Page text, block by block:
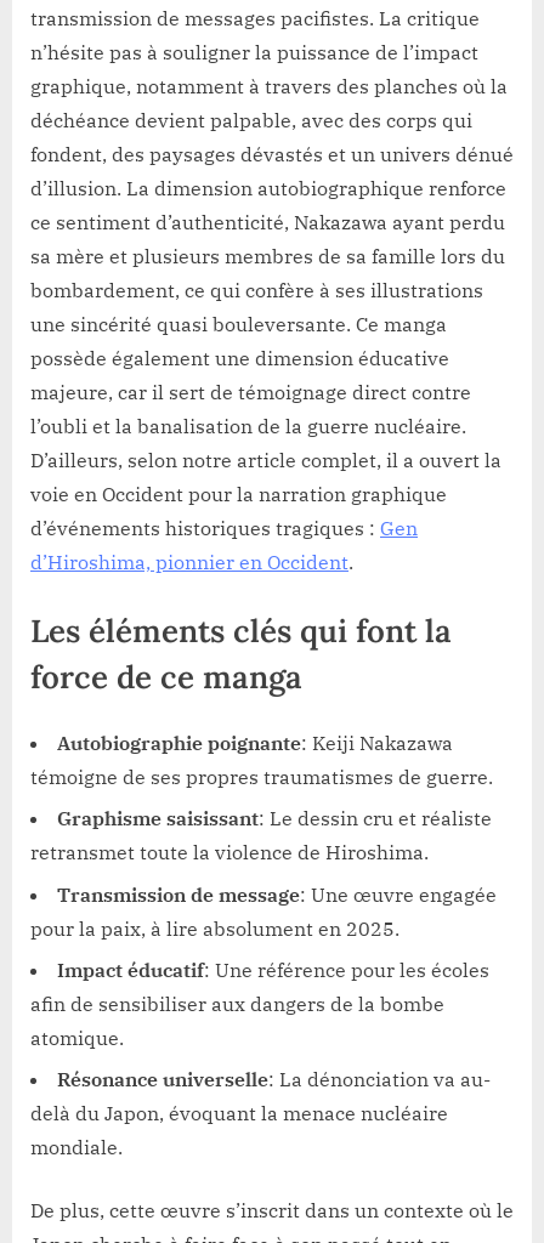
transmission de messages pacifistes. La critique
n’hésite pas à souligner la puissance de l’impact
graphique, notamment à travers des planches où la
déchéance devient palpable, avec des corps qui
fondent, des paysages dévastés et un univers dénué
d’illusion. La dimension autobiographique renforce
ce sentiment d’authenticité, Nakazawa ayant perdu
sa mère et plusieurs membres de sa famille lors du
bombardement, ce qui confère à ses illustrations
une sincérité quasi bouleversante. Ce manga
possède également une dimension éducative
majeure, car il sert de témoignage direct contre
l’oubli et la banalisation de la guerre nucléaire.
D’ailleurs, selon notre article complet, il a ouvert la
voie en Occident pour la narration graphique
d’événements historiques tragiques : Gen
d’Hiroshima, pionnier en Occident.
Les éléments clés qui font la
force de ce manga
Autobiographie poignante: Keiji Nakazawa
témoigne de ses propres traumatismes de guerre.
Graphisme saisissant: Le dessin cru et réaliste
retransmet toute la violence de Hiroshima.
Transmission de message: Une œuvre engagée
pour la paix, à lire absolument en 2025.
Impact éducatif: Une référence pour les écoles
afin de sensibiliser aux dangers de la bombe
atomique.
Résonance universelle: La dénonciation va au-
delà du Japon, évoquant la menace nucléaire
mondiale.
De plus, cette œuvre s’inscrit dans un contexte où le